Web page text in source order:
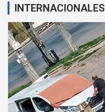
INTERNACIONALES